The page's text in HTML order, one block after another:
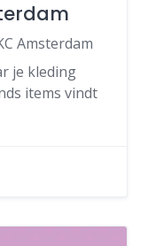
Amsterdam
je kleding
items vindt